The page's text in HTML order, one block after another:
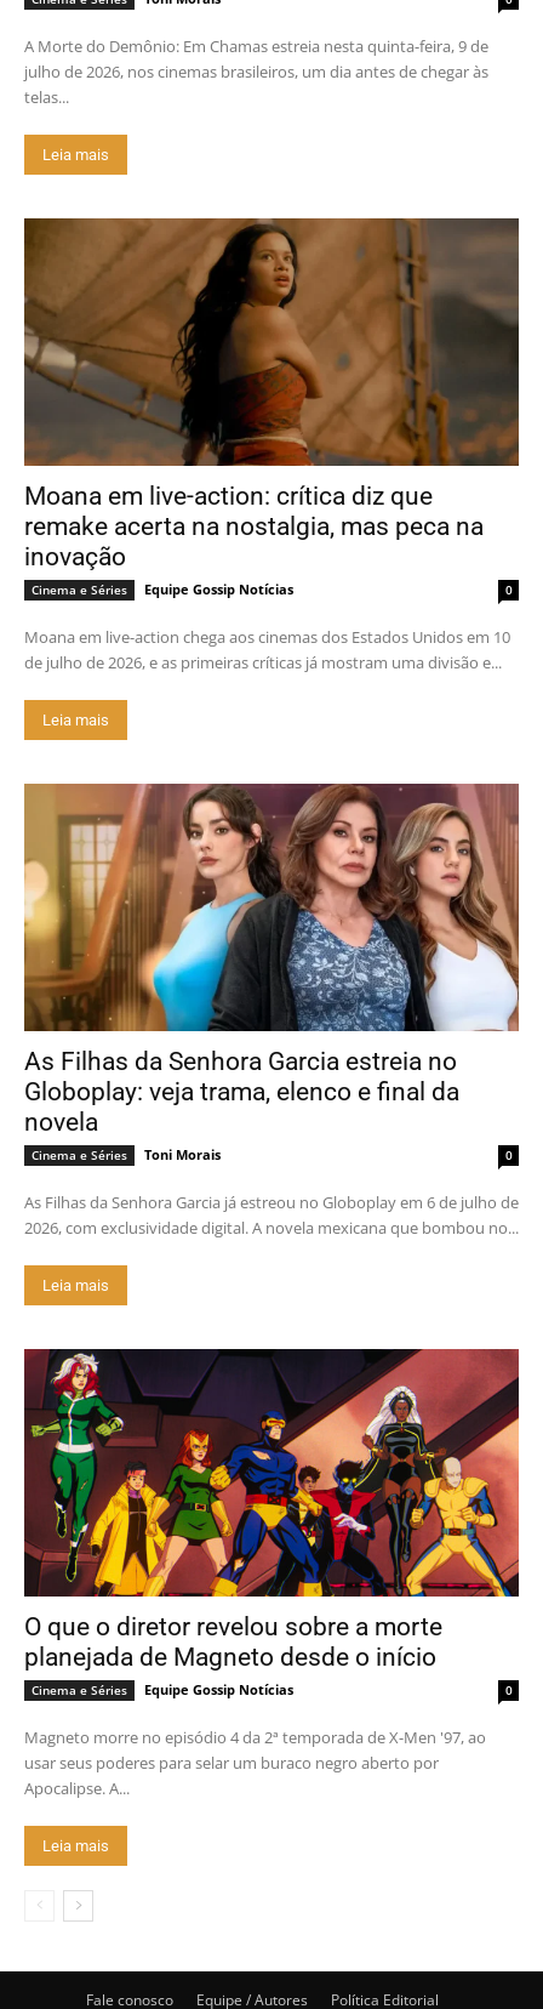
A Morte do Demônio: Em Chamas estreia nesta quinta-feira, 9 de
julho de 2026, nos cinemas brasileiros, um dia antes de chegar às
telas...
Leia mais
Moana em live-action: crítica diz que
remake acerta na nostalgia, mas peca na
inovação
Cinema e Séries Equipe Gossip Notícias 0
Moana em live-action chega aos cinemas dos Estados Unidos em 10
de julho de 2026, e as primeiras críticas já mostram uma divisão e...
Leia mais
As Filhas da Senhora Garcia estreia no
Globoplay: veja trama, elenco e final da
novela
Cinema e Séries Toni Morais 0
As Filhas da Senhora Garcia já estreou no Globoplay em 6 de julho de
2026, com exclusividade digital. A novela mexicana que bombou no...
Leia mais
O que o diretor revelou sobre a morte
planejada de Magneto desde o início
Cinema e Séries Equipe Gossip Notícias 0
Magneto morre no episódio 4 da 2ª temporada de X-Men '97, ao
usar seus poderes para selar um buraco negro aberto por
Apocalipse. A...
Leia mais
Fale conosco Equipe / Autores Política Editorial